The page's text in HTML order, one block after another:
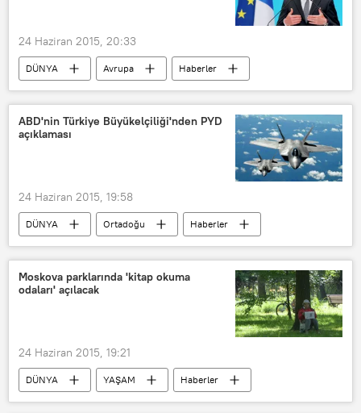
24 Haziran 2015, 20:33
DÜNYA Avrupa
Haberler
Fransa
ABD Manuel Valls
ABD'nin Türkiye Büyükelçiliği'nden PYD
açıklaması
24 Haziran 2015, 19:58
DÜNYA Ortadoğu
Haberler
ABD
Suriye PYD
Moskova parklarında 'kitap okuma
odaları' açılacak
24 Haziran 2015, 19:21
DÜNYA YAŞAM
Haberler
Rusya